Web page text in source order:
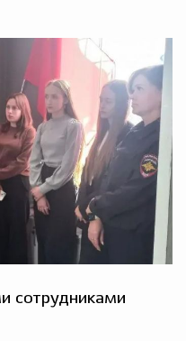
сотрудниками